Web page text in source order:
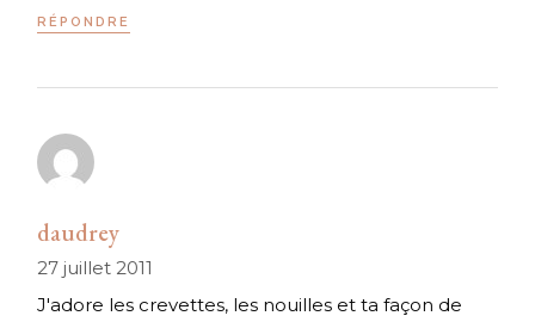
RÉPONDRE
daudrey
27 juillet 2011
J'adore les crevettes, les nouilles et ta façon de